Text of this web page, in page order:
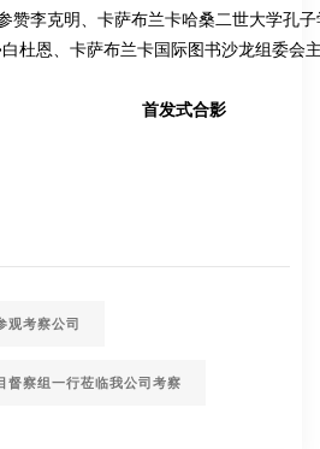
赞李克明、卡萨布兰卡哈桑二世大学孔
杜恩、卡萨布兰卡国际图书沙龙组委会
首发式合影
观考察公司
督察组一行莅临我公司考察